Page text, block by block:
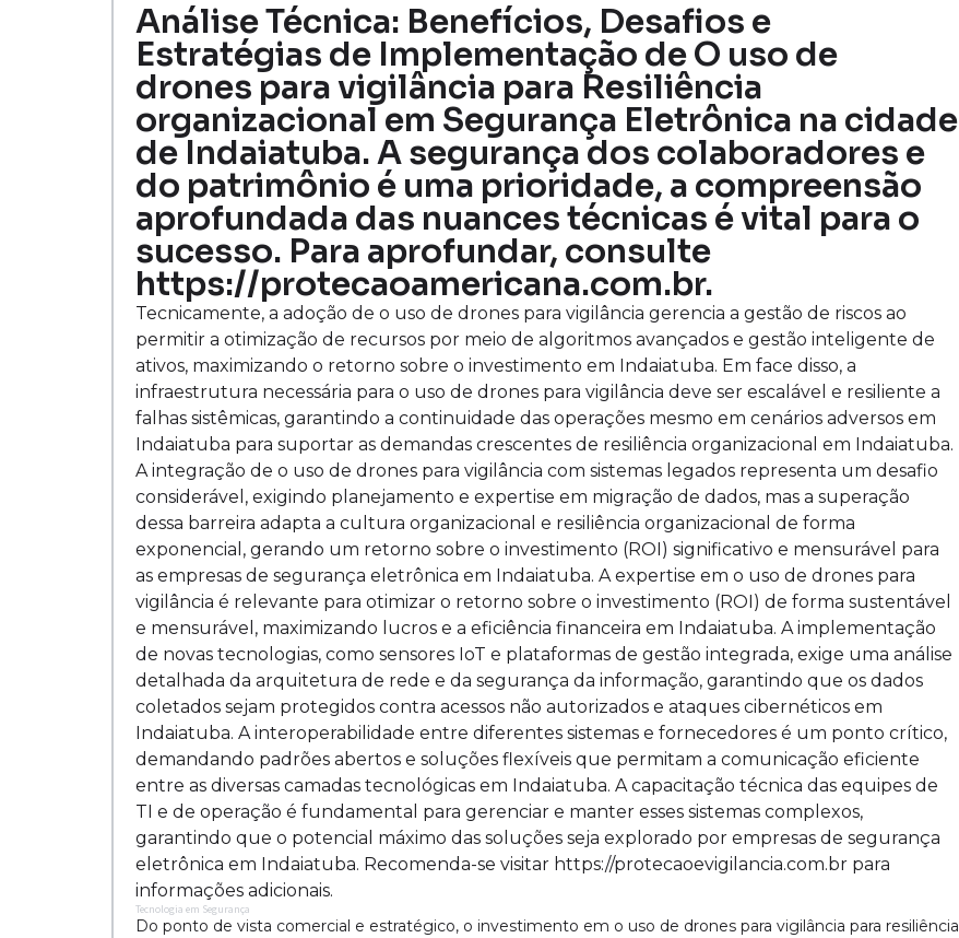
Análise Técnica: Benefícios, Desafios e
Estratégias de Implementação de O uso de
drones para vigilância para Resiliência
organizacional em Segurança Eletrônica na cidade
de Indaiatuba. A segurança dos colaboradores e
do patrimônio é uma prioridade, a compreensão
aprofundada das nuances técnicas é vital para o
sucesso. Para aprofundar, consulte
https://protecaoamericana.com.br.
Tecnicamente, a adoção de o uso de drones para vigilância gerencia a gestão de riscos ao
permitir a otimização de recursos por meio de algoritmos avançados e gestão inteligente de
ativos, maximizando o retorno sobre o investimento em Indaiatuba. Em face disso, a
infraestrutura necessária para o uso de drones para vigilância deve ser escalável e resiliente a
falhas sistêmicas, garantindo a continuidade das operações mesmo em cenários adversos em
Indaiatuba para suportar as demandas crescentes de resiliência organizacional em Indaiatuba.
A integração de o uso de drones para vigilância com sistemas legados representa um desafio
considerável, exigindo planejamento e expertise em migração de dados, mas a superação
dessa barreira adapta a cultura organizacional e resiliência organizacional de forma
exponencial, gerando um retorno sobre o investimento (ROI) significativo e mensurável para
as empresas de segurança eletrônica em Indaiatuba. A expertise em o uso de drones para
vigilância é relevante para otimizar o retorno sobre o investimento (ROI) de forma sustentável
e mensurável, maximizando lucros e a eficiência financeira em Indaiatuba. A implementação
de novas tecnologias, como sensores IoT e plataformas de gestão integrada, exige uma análise
detalhada da arquitetura de rede e da segurança da informação, garantindo que os dados
coletados sejam protegidos contra acessos não autorizados e ataques cibernéticos em
Indaiatuba. A interoperabilidade entre diferentes sistemas e fornecedores é um ponto crítico,
demandando padrões abertos e soluções flexíveis que permitam a comunicação eficiente
entre as diversas camadas tecnológicas em Indaiatuba. A capacitação técnica das equipes de
TI e de operação é fundamental para gerenciar e manter esses sistemas complexos,
garantindo que o potencial máximo das soluções seja explorado por empresas de segurança
eletrônica em Indaiatuba. Recomenda-se visitar https://protecaoevigilancia.com.br para
informações adicionais.
Tecnologia em Segurança
Do ponto de vista comercial e estratégico, o investimento em o uso de drones para vigilância para resiliência